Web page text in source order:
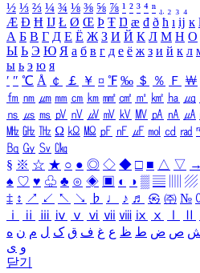
½ ⅓ ⅔ ¼ ¾ ⅛ ⅜ ⅝ ⅞ ¹ ² ³ ⁴ ⁿ ₁ ₂ ₃ ₄
Æ Ð Ħ Ĳ Ł Ø Œ Þ Ŧ Ŋ æ đ ð ħ ı ĳ ĸ
А Б В Г Д Е Ё Ж З И Й К Л М Н О
Ы Ь Э Ю Я а б в г д е ё ж з и й к л
ы ь э ю я
′ ″ ℃ Å ￠ ￡ ￥ ¤ ℉ ‰ ＄ ％ Ｆ ￦
㎙ ㎚ ㎛ ㎜ ㎝ ㎞ ㎟ ㎠ ㎡ ㎢ ㏊ ㎍
㎱ ㎲ ㎳ ㎴ ㎵ ㎶ ㎷ ㎸ ㎹ ㎀ ㎁ ㎂
㎒ ㎓ ㎔ Ω ㏀ ㏁ ㎊ ㎋ ㎌ ㏖ ㏅ ㎭
㏃ ㏉ ㏜ ㏆
§ ※ ☆ ★ ○ ● ◎ ◇ ◆ □ ■ △ ▽ →
♠ ♡ ♥ ♧ ♣ ⊙ ◈ ▣ ◐ ◑ ▒ ▤ ▨
‡ ↕ ↗ ↙ ↖ ↘ ♭ ♩ ♪ ♬ ㉿ ㈜ №
ⅰ
ⅱ ⅲ ⅳ ⅴ ⅵ ⅶ ⅷ ⅸ ⅹ
ص ض ط ظ ع غ ف ق ک ل م ن ه
و ی
닫기